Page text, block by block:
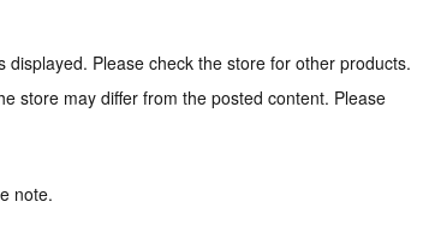
Please check the store for other products.
store may differ from the posted content. Please
note.